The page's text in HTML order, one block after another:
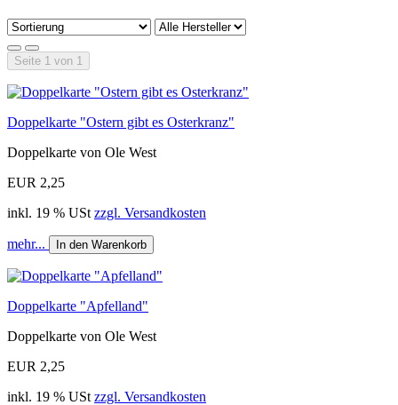
Seite 1 von 1
Doppelkarte "Ostern gibt es Osterkranz"
Doppelkarte von Ole West
EUR 2,25
inkl. 19 % USt zzgl. Versandkosten
mehr... In den Warenkorb
Doppelkarte "Apfelland"
Doppelkarte von Ole West
EUR 2,25
inkl. 19 % USt zzgl. Versandkosten